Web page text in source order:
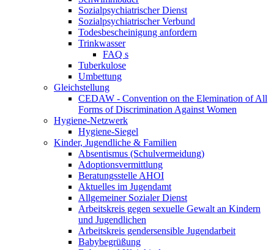
Sozialpsychiatrischer Dienst
Sozialpsychiatrischer Verbund
Todesbescheinigung anfordern
Trinkwasser
FAQ s
Tuberkulose
Umbettung
Gleichstellung
CEDAW - Convention on the Elemination of All
Forms of Discrimination Against Women
Hygiene-Netzwerk
Hygiene-Siegel
Kinder, Jugendliche & Familien
Absentismus (Schulvermeidung)
Adoptionsvermittlung
Beratungsstelle AHOI
Aktuelles im Jugendamt
Allgemeiner Sozialer Dienst
Arbeitskreis gegen sexuelle Gewalt an Kindern
und Jugendlichen
Arbeitskreis gendersensible Jugendarbeit
Babybegrüßung